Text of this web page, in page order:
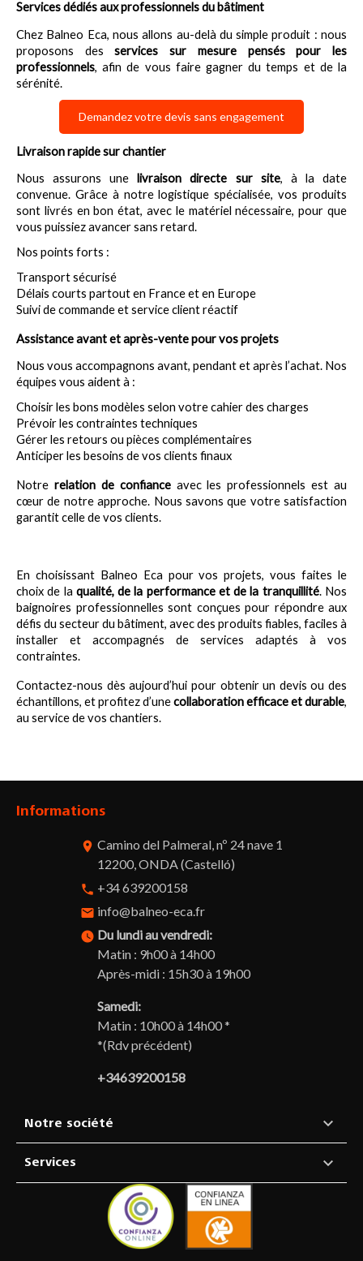
Services dédiés aux professionnels du bâtiment
Chez Balneo Eca, nous allons au-delà du simple produit : nous
proposons des services sur mesure pensés pour les
professionnels, afin de vous faire gagner du temps et de la
sérénité.
Demandez votre devis sans engagement
Livraison rapide sur chantier
Nous assurons une livraison directe sur site, à la date
convenue. Grâce à notre logistique spécialisée, vos produits
sont livrés en bon état, avec le matériel nécessaire, pour que
vous puissiez avancer sans retard.
Nos points forts :
Transport sécurisé
Délais courts partout en France et en Europe
Suivi de commande et service client réactif
Assistance avant et après-vente pour vos projets
Nous vous accompagnons avant, pendant et après l’achat. Nos
équipes vous aident à :
Choisir les bons modèles selon votre cahier des charges
Prévoir les contraintes techniques
Gérer les retours ou pièces complémentaires
Anticiper les besoins de vos clients finaux
Notre relation de confiance avec les professionnels est au
cœur de notre approche. Nous savons que votre satisfaction
garantit celle de vos clients.
En choisissant Balneo Eca pour vos projets, vous faites le
choix de la qualité, de la performance et de la tranquillité. Nos
baignoires professionnelles sont conçues pour répondre aux
défis du secteur du bâtiment, avec des produits fiables, faciles à
installer et accompagnés de services adaptés à vos
contraintes.
Contactez-nous dès aujourd’hui pour obtenir un devis ou des
échantillons, et profitez d’une collaboration efficace et durable,
au service de vos chantiers.
Informations
room Camino del Palmeral, nº 24 nave 1
12200, ONDA (Castelló)
phone +34 639200158
email info@balneo-eca.fr
watch_later Du lundi au vendredi:
Matin : 9h00 à 14h00
Après-midi : 15h30 à 19h00
Samedi:
Matin : 10h00 à 14h00 *
*(Rdv précédent)
+34639200158
Notre société 
Services 